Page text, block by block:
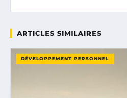
ARTICLES SIMILAIRES
DÉVELOPPEMENT PERSONNEL